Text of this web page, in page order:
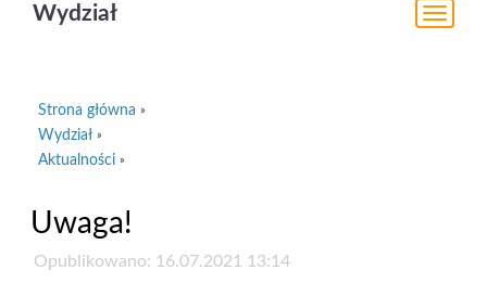
Wydział
Strona główna »
Wydział »
Aktualności »
Uwaga!
Opublikowano: 16.07.2021 13:14